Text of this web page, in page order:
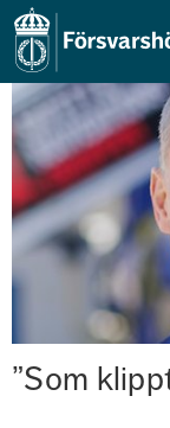
”Som